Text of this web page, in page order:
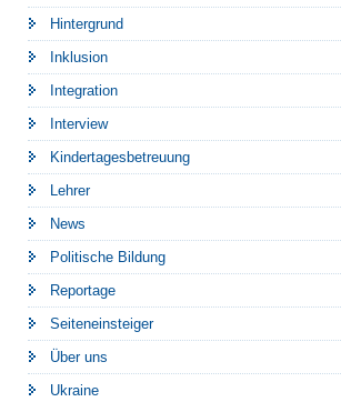
Hintergrund
Inklusion
Integration
Interview
Kindertagesbetreuung
Lehrer
News
Politische Bildung
Reportage
Seiteneinsteiger
Über uns
Ukraine